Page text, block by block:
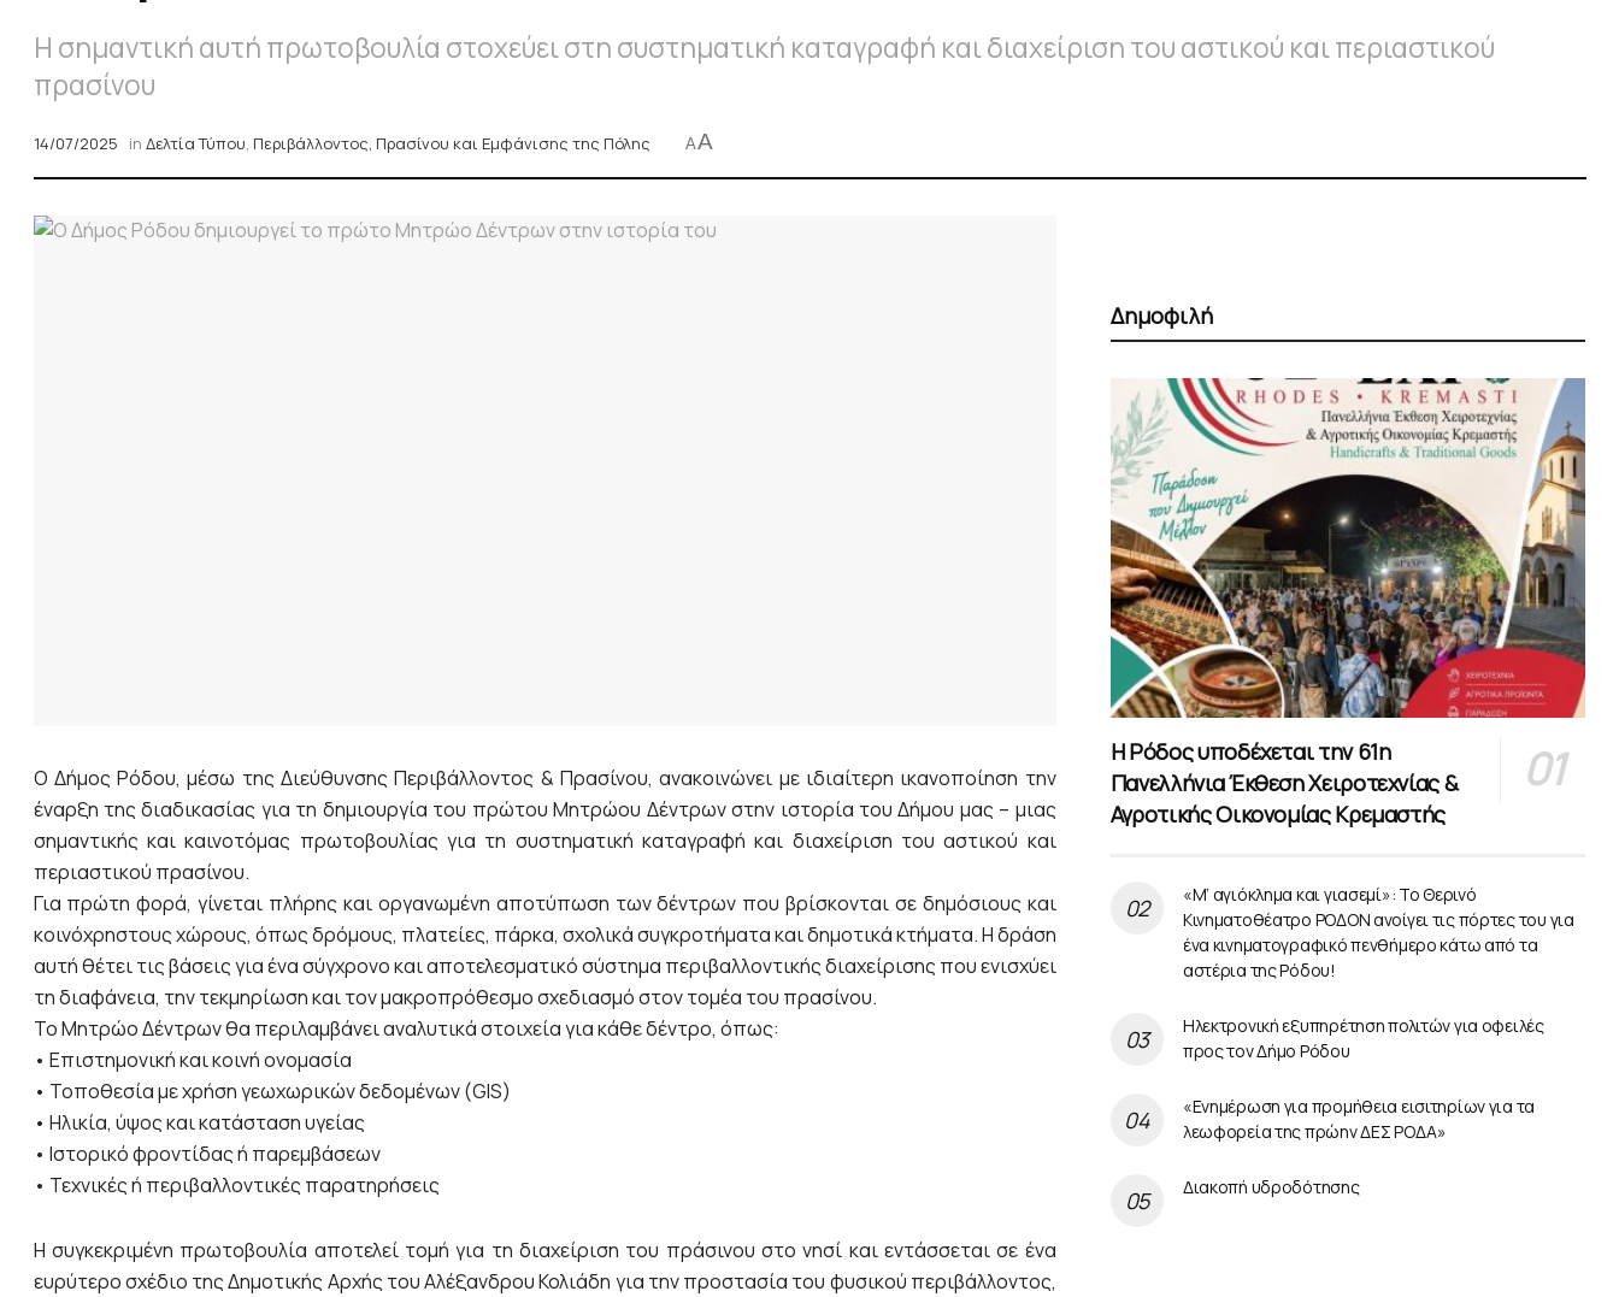
Η σημαντική αυτή πρωτοβουλία στοχεύει στη συστηματική καταγραφή και διαχείριση του αστικού και περιαστικού
πρασίνου
14/07/2025 in Δελτία Τύπου Περιβάλλοντος, Πρασίνου και Eμφάνισης της Πόλης AA
Ο Δήμος Ρόδου, μέσω της Διεύθυνσης Περιβάλλοντος & Πρασίνου, ανακοινώνει με ιδιαίτερη ικανοποίηση την
έναρξη της διαδικασίας για τη δημιουργία του πρώτου Μητρώου Δέντρων στην ιστορία του Δήμου μας – μιας
σημαντικής και καινοτόμας πρωτοβουλίας για τη συστηματική καταγραφή και διαχείριση του αστικού και
περιαστικού πρασίνου.
Για πρώτη φορά, γίνεται πλήρης και οργανωμένη αποτύπωση των δέντρων που βρίσκονται σε δημόσιους και
κοινόχρηστους χώρους, όπως δρόμους, πλατείες, πάρκα, σχολικά συγκροτήματα και δημοτικά κτήματα. Η δράση
αυτή θέτει τις βάσεις για ένα σύγχρονο και αποτελεσματικό σύστημα περιβαλλοντικής διαχείρισης που ενισχύει
τη διαφάνεια, την τεκμηρίωση και τον μακροπρόθεσμο σχεδιασμό στον τομέα του πρασίνου.
Το Μητρώο Δέντρων θα περιλαμβάνει αναλυτικά στοιχεία για κάθε δέντρο, όπως:
• Επιστημονική και κοινή ονομασία
• Τοποθεσία με χρήση γεωχωρικών δεδομένων (GIS)
• Ηλικία, ύψος και κατάσταση υγείας
• Ιστορικό φροντίδας ή παρεμβάσεων
• Τεχνικές ή περιβαλλοντικές παρατηρήσεις
Η συγκεκριμένη πρωτοβουλία αποτελεί τομή για τη διαχείριση του πράσινου στο νησί και εντάσσεται σε ένα
ευρύτερο σχέδιο της Δημοτικής Αρχής του Αλέξανδρου Κολιάδη για την προστασία του φυσικού περιβάλλοντος,
Δημοφιλή
Η Ρόδος υποδέχεται την 61η
Πανελλήνια Έκθεση Χειροτεχνίας &
Αγροτικής Οικονομίας Κρεμαστής
«Μ’ αγιόκλημα και γιασεμί»: Το Θερινό
Κινηματοθέατρο ΡΟΔΟΝ ανοίγει τις πόρτες του για
ένα κινηματογραφικό πενθήμερο κάτω από τα
αστέρια της Ρόδου!
Ηλεκτρονική εξυπηρέτηση πολιτών για οφειλές
προς τον Δήμο Ρόδου
«Ενημέρωση για προμήθεια εισιτηρίων για τα
λεωφορεία της πρώην ΔΕΣ ΡΟΔΑ»
Διακοπή υδροδότησης